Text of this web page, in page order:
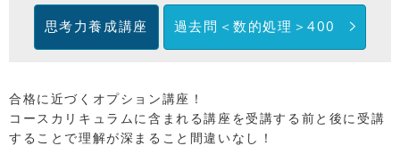
思考力養成講座 過去問＜数的処理＞400
合格に近づくオプション講座！
コースカリキュラムに含まれる講座を受講する前と後に受講
することで理解が深まること間違いなし！